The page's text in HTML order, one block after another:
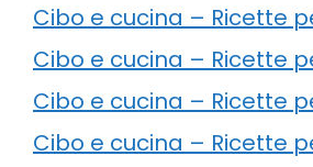
Cibo e cucina – Ricette
Cibo e cucina – Ricette
Cibo e cucina – Ricette
Cibo e cucina – Ricette